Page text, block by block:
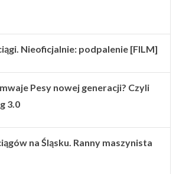
Nieoficjalnie: podpalenie [FILM]
Pesy nowej generacji? Czyli
3.0
na Śląsku. Ranny maszynista